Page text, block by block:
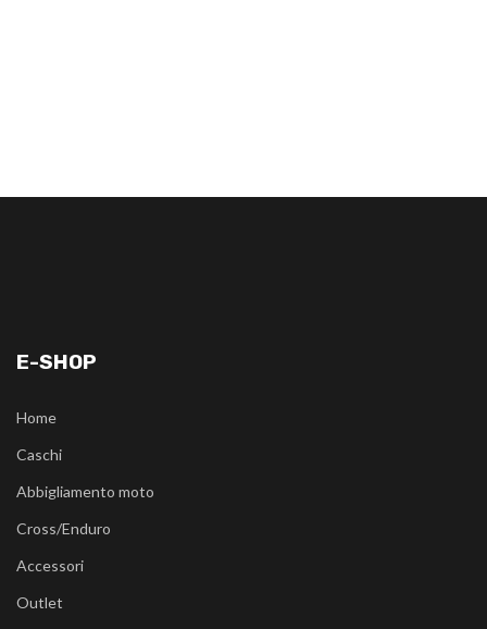
E-SHOP
Home
Caschi
Abbigliamento moto
Cross/Enduro
Accessori
Outlet